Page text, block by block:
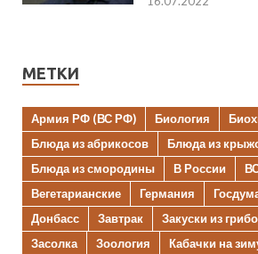
МЕТКИ
Армия РФ (ВС РФ) Биология
Блюда из абрикосов
Блюда из
Блюда из смородины
В России
Вегетарианские
Германия
Донбасс
Завтрак
Закуски из
Засолка
Зоология Кабачки на